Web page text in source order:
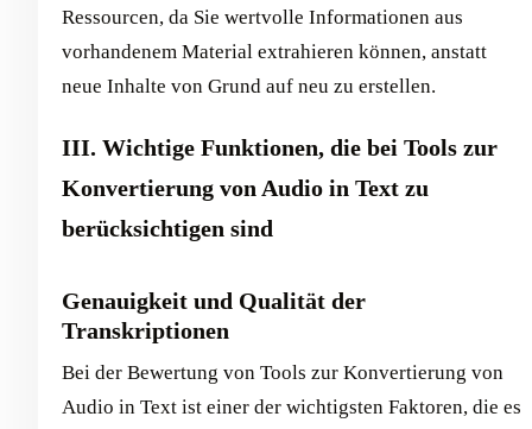
Ressourcen, da Sie wertvolle Informationen aus
vorhandenem Material extrahieren können, anstatt
neue Inhalte von Grund auf neu zu erstellen.
III. Wichtige Funktionen, die bei Tools zur
Konvertierung von Audio in Text zu
berücksichtigen sind
Genauigkeit und Qualität der
Transkriptionen
Bei der Bewertung von Tools zur Konvertierung von
Audio in Text ist einer der wichtigsten Faktoren, die es